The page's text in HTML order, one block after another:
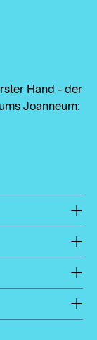
Hand - der
Joanneum: